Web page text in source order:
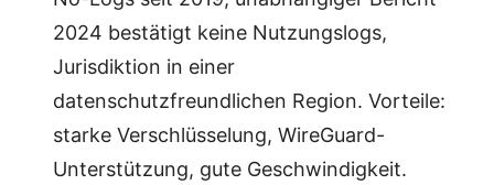
2024 bestätigt keine Nutzungslogs,
Jurisdiktion in einer
datenschutzfreundlichen Region. Vorteile:
starke Verschlüsselung, WireGuard-
Unterstützung, gute Geschwindigkeit.